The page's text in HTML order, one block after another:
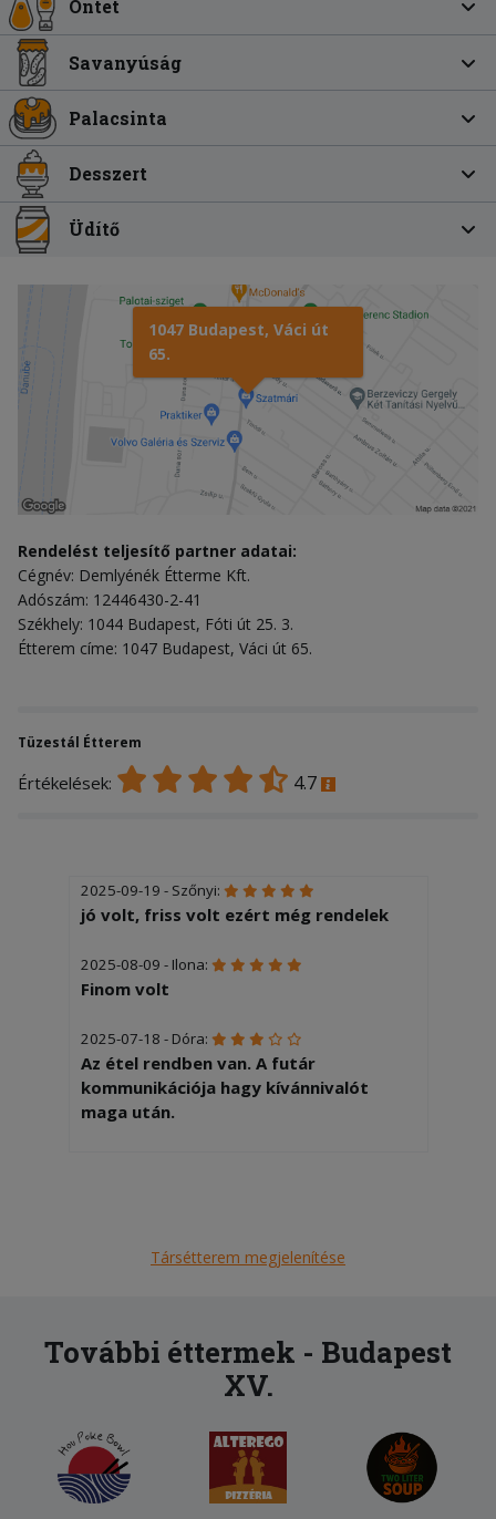
Öntet
Savanyúság
Palacsinta
Desszert
Üdítő
1047 Budapest, Váci út
65.
Rendelést teljesítő partner adatai:
Cégnév: Demlyénék Étterme Kft.
Adószám: 12446430-2-41
Székhely: 1044 Budapest, Fóti út 25. 3.
Étterem címe: 1047 Budapest, Váci út 65.
Tüzestál Étterem
Értékelések: 4.7
2025-09-19 - Szőnyi:
jó volt, friss volt ezért még rendelek
2025-08-09 - Ilona:
Finom volt
2025-07-18 - Dóra:
Az étel rendben van. A futár
kommunikációja hagy kívánnivalót
maga után.
Társétterem megjelenítése
További éttermek - Budapest
XV.